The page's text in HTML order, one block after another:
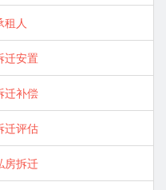
租人
迁安置
迁补偿
迁评估
房拆迁